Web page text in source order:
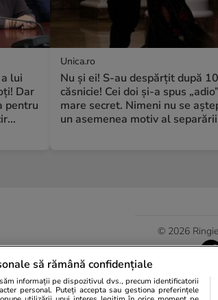
lui
Dar
pentru
Unica.ro
Nu și ei! S-au despărțit după
căsnicie! Cei doi și-a spus
mare secret. Nimeni nu se
un asemenea motiv al
© 2026
să rămână confidențiale
informații pe dispozitivul dvs., precum identificatorii
personal. Puteți accepta sau gestiona preferințele